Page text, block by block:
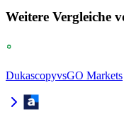
Weitere Vergleiche
DukascopyvsGO Markets